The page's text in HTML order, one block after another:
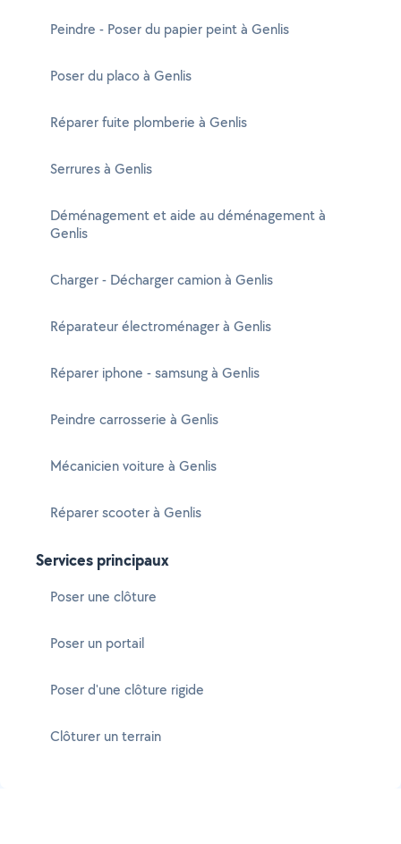
Peindre - Poser du papier peint à Genlis
Poser du placo à Genlis
Réparer fuite plomberie à Genlis
Serrures à Genlis
Déménagement et aide au déménagement à
Genlis
Charger - Décharger camion à Genlis
Réparateur électroménager à Genlis
Réparer iphone - samsung à Genlis
Peindre carrosserie à Genlis
Mécanicien voiture à Genlis
Réparer scooter à Genlis
Services principaux
Poser une clôture
Poser un portail
Poser d'une clôture rigide
Clôturer un terrain